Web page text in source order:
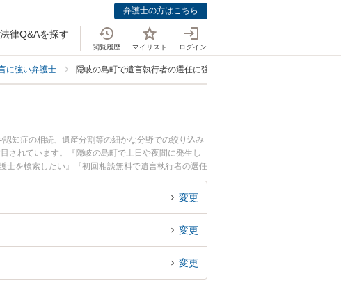
弁護士の方はこちら
法律Q&Aを探す
閲覧履歴 マイリスト ログイン
に強い弁護士 隠岐の島町で遺言執行者の選任に強い弁護士
知症の相続、遺産分割等の細かな分野での絞り込み
されています。『隠岐の島町で土日や夜間に発生し
士を検索したい』『初回相談無料で遺言執行者の選任
変更
変更
変更